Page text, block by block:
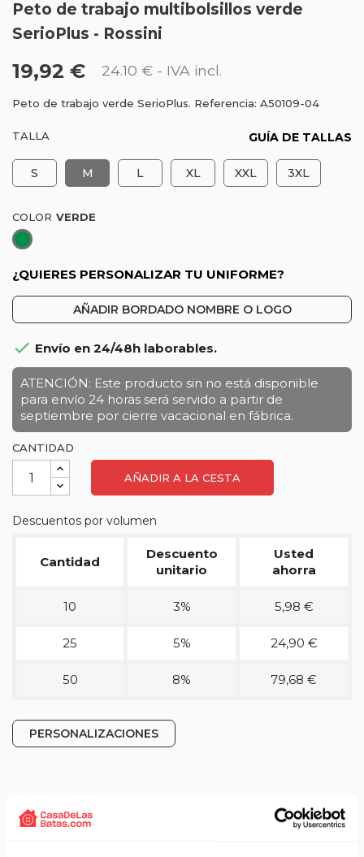
Peto de trabajo multibolsillos verde
SerioPlus - Rossini
19,92 € 24.10 € - IVA incl.
Peto de trabajo verde SerioPlus. Referencia: A50109-04
TALLA GUÍA DE TALLAS
S M L XL XXL 3XL
COLOR
Verde
¿QUIERES PERSONALIZAR TU UNIFORME?
AÑADIR BORDADO NOMBRE O LOGO
 Envío en 24/48h laborables.
ATENCIÓN: Este producto sin no está disponible
para envío 24 horas será servido a partir de
septiembre por cierre vacacional en fábrica.
CANTIDAD
AÑADIR A LA CESTA
Descuentos por volumen
Cantidad
Descuento
unitario
Usted
ahorra
10 3% 5,98 €
25 5% 24,90 €
50 8% 79,68 €
PERSONALIZACIONES
Detalles técnicos del producto